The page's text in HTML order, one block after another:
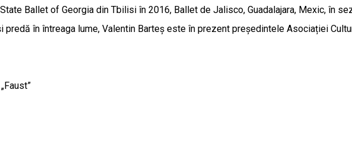
Ballet of Georgia din Tbilisi în 2016, Ballet de Jalisco, Guadalajara, Mexic, în
în întreaga lume, Valentin Barteș este în prezent președintele Asociației